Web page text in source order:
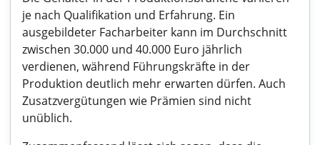
je nach Qualifikation und Erfahrung. Ein
ausgebildeter Facharbeiter kann im Durchschnitt
zwischen 30.000 und 40.000 Euro jährlich
verdienen, während Führungskräfte in der
Produktion deutlich mehr erwarten dürfen. Auch
Zusatzvergütungen wie Prämien sind nicht
unüblich.